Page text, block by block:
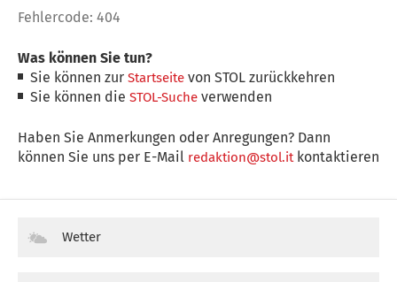
Fehlercode: 404
Was können Sie tun?
Sie können zurStartseite von STOL zurückkehren
Sie können dieSTOL-Suche verwenden
Haben Sie Anmerkungen oder Anregungen? Dann
können Sie uns per E-Mail redaktion@stol.itkontaktieren
Wetter